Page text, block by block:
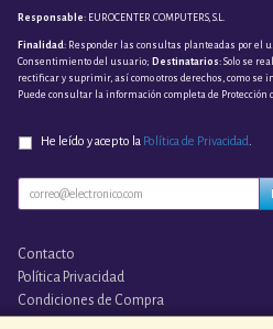
Responsable: EUROCENTER COMPUTERS, S.L.
Finalidad: Responder las consultas planteadas por el
Consentimiento del usuario; Destinatarios: Solo se
rectificar y suprimir, así como otros derechos, como se
Puede consultar la información completa de Protección
He leído y acepto la Política de Privacidad.
Contacto
Política Privacidad
Condiciones de Compra